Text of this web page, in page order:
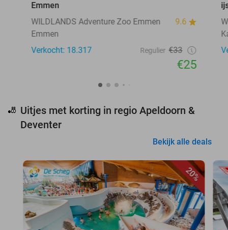
Emmen
WILDLANDS Adventure Zoo Emmen
9.6
Emmen
Verkocht: 18.317
Regulier €33
€25
🎳 Uitjes met korting in regio Apeldoorn &
Deventer
Bekijk alle deals
20%